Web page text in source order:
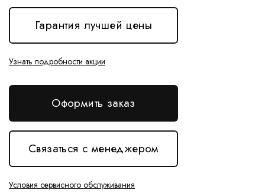
Гарантия лучшей цены
Узнать подробности акции
Оформить заказ
Связаться с менеджером
Условия сервисного обслуживания